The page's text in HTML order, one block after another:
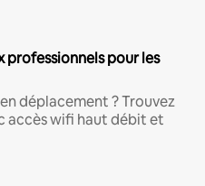
professionnels pour les
déplacement ? Trouvez
accès wifi haut débit et